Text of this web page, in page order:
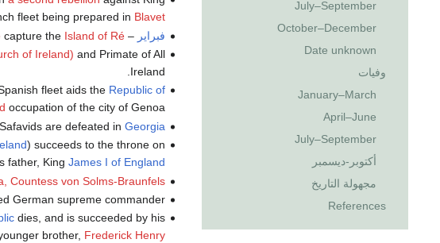
July–September
October–December
Date unknown
وفيات
January–March
April–June
July–September
أكتوبر-ديسمبر
مجهولة التاريخ
References
fleet being prepared in Blavet
فبراير –
capture the Island of Ré
of Ireland) and Primate of All
Ireland.
fleet aids the Republic of
occupation of the city of Genoa.
are defeated in Georgia
) succeeds to the throne on
father, King James I of England
Countess von Solms-Braunfels
German supreme commander.
dies, and is succeeded by his
brother, Frederick Henry